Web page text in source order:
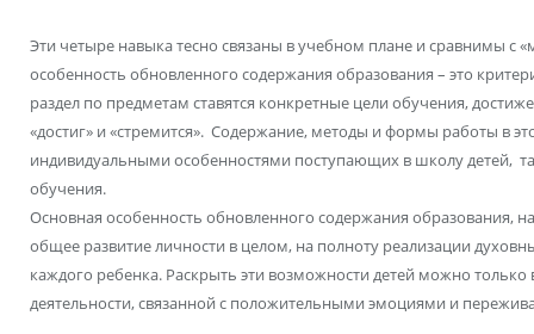
Эти четыре навыка тесно связаны в учебном плане и сравнимы с
особенность обновленного содержания образования – это
раздел по предметам ставятся конкретные цели обучения,
«достиг» и «стремится». Содержание, методы и формы работы в
индивидуальными особенностями поступающих в школу детей,
обучения.
Основная особенность обновленного содержания образования,
общее развитие личности в целом, на полноту реализации
каждого ребенка. Раскрыть эти возможности детей можно
деятельности, связанной с положительными эмоциями и